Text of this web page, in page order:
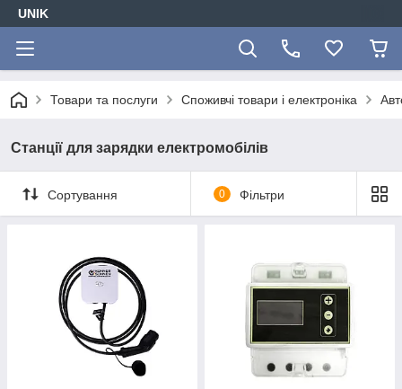
UNIK
Товари та послуги Споживчі товари і електроніка
Станції для зарядки електромобілів
Сортування 0 Фільтри